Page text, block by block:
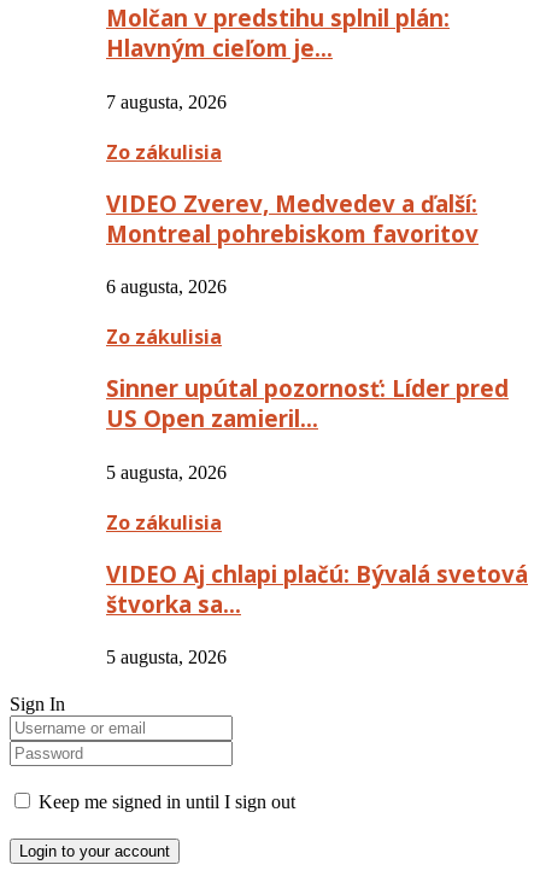
Molčan v predstihu splnil plán:
Hlavným cieľom je…
7 augusta, 2026
Zo zákulisia
VIDEO Zverev, Medvedev a ďalší:
Montreal pohrebiskom favoritov
6 augusta, 2026
Zo zákulisia
Sinner upútal pozornosť: Líder pred
US Open zamieril…
5 augusta, 2026
Zo zákulisia
VIDEO Aj chlapi plačú: Bývalá svetová
štvorka sa…
5 augusta, 2026
Sign In
Keep me signed in until I sign out